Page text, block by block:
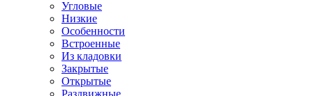
Угловые
Низкие
Особенности
Встроенные
Из кладовки
Закрытые
Открытые
Раздвижные